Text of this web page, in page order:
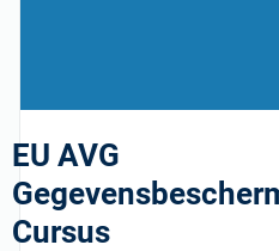
EU AVG
Cursus